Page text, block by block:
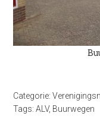
Categorie:
Tags:ALV, Buurwegen